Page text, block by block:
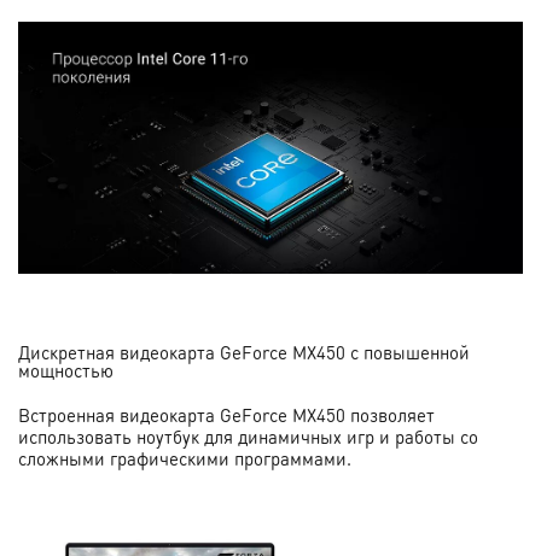
Дискретная видеокарта GeForce MX450 с повышенной
мощностью
Встроенная видеокарта GeForce MX450 позволяет
использовать ноутбук для динамичных игр и работы со
сложными графическими программами.